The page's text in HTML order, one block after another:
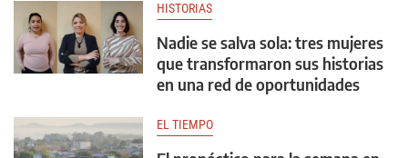
HISTORIAS
Nadie se salva sola: tres mujeres
que transformaron sus historias
en una red de oportunidades
EL TIEMPO